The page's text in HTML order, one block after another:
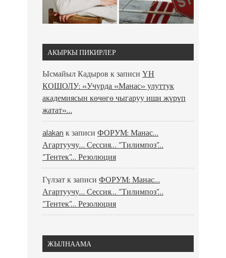
АКЫРКЫ ПИКИРЛЕР
Ысмайыл Кадыров к записи ҮН
КОШОЛУ: «Учурда «Манас» улуттук
академиясын көчөгө чыгаруу иши жүрүп
жатат»…
alakan к записи ФОРУМ: Манас…
Агартуучу… Сессия… “Тилимпоз”…
“Тентек”… Резолюция
Гүлзатк записи ФОРУМ: Манас…
Агартуучу… Сессия… “Тилимпоз”…
“Тентек”… Резолюция
ЖЫЛНААМА